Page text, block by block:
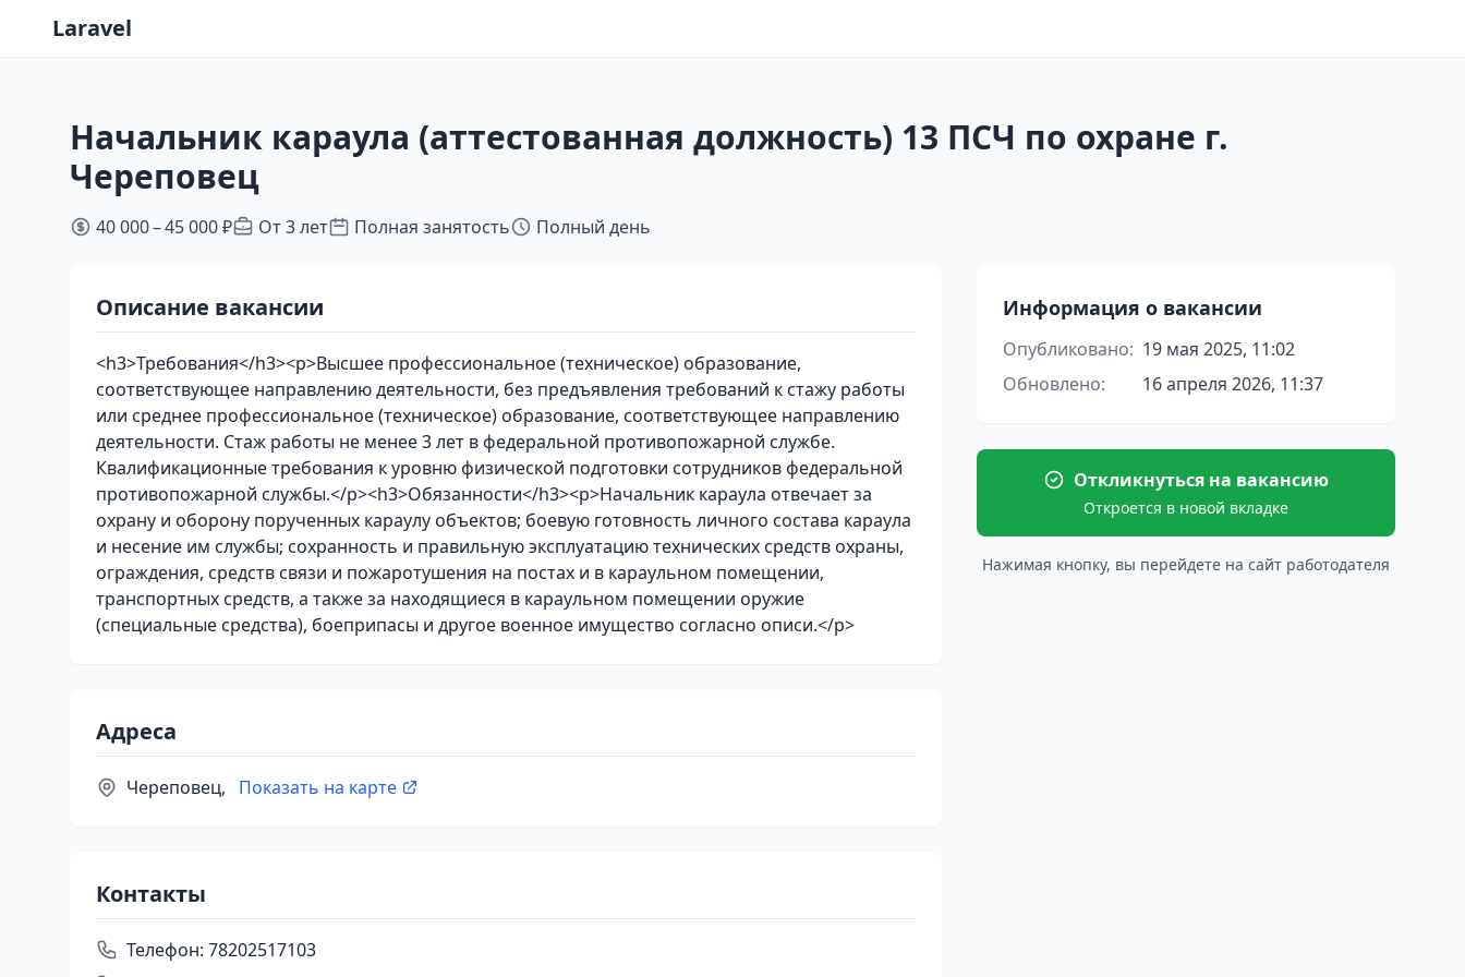
Laravel
Начальник караула (аттестованная должность) 13 ПСЧ по охране г.
Череповец
40 000 – 45 000 ₽ От 3 лет Полная занятость Полный день
Описание вакансии
<h3>Требования</h3><p>Высшее профессиональное (техническое) образование,
соответствующее направлению деятельности, без предъявления требований к стажу работы
или среднее профессиональное (техническое) образование, соответствующее направлению
деятельности. Стаж работы не менее 3 лет в федеральной противопожарной службе.
Квалификационные требования к уровню физической подготовки сотрудников федеральной
противопожарной службы.</p><h3>Обязанности</h3><p>Начальник караула отвечает за
охрану и оборону порученных караулу объектов; боевую готовность личного состава караула
и несение им службы; сохранность и правильную эксплуатацию технических средств охраны,
ограждения, средств связи и пожаротушения на постах и в караульном помещении,
транспортных средств, а также за находящиеся в караульном помещении оружие
(специальные средства), боеприпасы и другое военное имущество согласно описи.</p>
Адреса
Череповец, Показать на карте
Контакты
Телефон: 78202517103
Информация о вакансии
Опубликовано: 19 мая 2025, 11:02
Обновлено:
16 апреля 2026, 11:37
Откликнуться на вакансию
Откроется в новой вкладке
Нажимая кнопку, вы перейдете на сайт работодателя